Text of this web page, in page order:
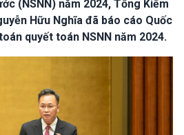
(NSNN) năm 2024, Tổng Kiểm
Hữu Nghĩa đã báo cáo Quốc
quyết toán NSNN năm 2024.